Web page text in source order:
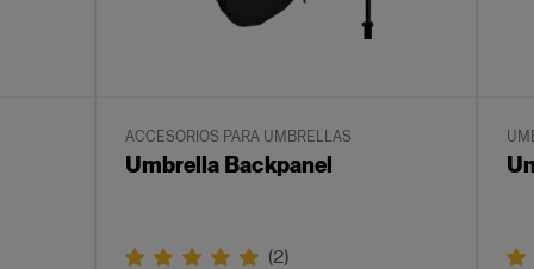
ACCESORIOS PARA UMBRELLAS
Umbrella Backpanel
(2)